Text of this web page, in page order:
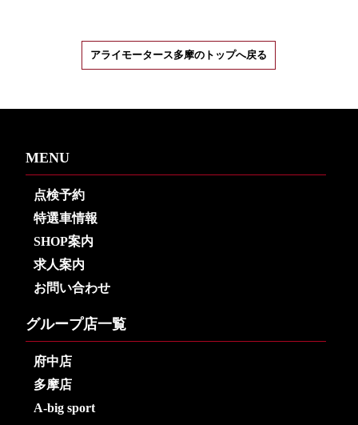
アライモータース多摩のトップへ戻る
MENU
点検予約
特選車情報
SHOP案内
求人案内
お問い合わせ
グループ店一覧
府中店
多摩店
A-big sport